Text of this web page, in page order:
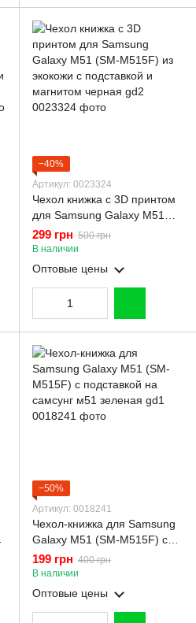
−40%
Артикул: 0023324
Чехол книжка с 3D принтом
для Samsung Galaxy M51
(SM-M515F) из экокожи с
подставкой и магнитом
черная gd2
299 грн 500 грн
В наличии
Оптовые цены
−50%
Артикул: 0018241
Чехол-книжка для Samsung
Galaxy M51 (SM-M515F) с
подставкой на самсунг м51
зеленая gd1
199 грн 400 грн
В наличии
Оптовые цены